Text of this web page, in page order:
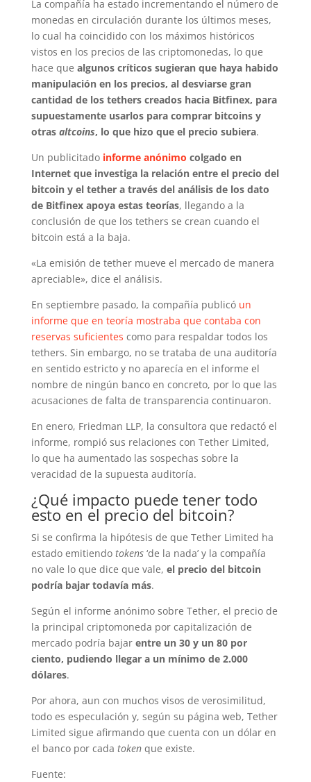
La compañía ha estado incrementando el número de
monedas en circulación durante los últimos meses,
lo cual ha coincidido con los máximos históricos
vistos en los precios de las criptomonedas, lo que
hace que algunos críticos sugieran que haya habido
manipulación en los precios, al desviarse gran
cantidad de los tethers creados hacia Bitfinex, para
supuestamente usarlos para comprar bitcoins y
otras altcoins, lo que hizo que el precio subiera.
Un publicitado informe anónimo colgado en
Internet que investiga la relación entre el precio del
bitcoin y el tether a través del análisis de los dato
de Bitfinex apoya estas teorías, llegando a la
conclusión de que los tethers se crean cuando el
bitcoin está a la baja.
«La emisión de tether mueve el mercado de manera
apreciable», dice el análisis.
En septiembre pasado, la compañía publicó un
informe que en teoría mostraba que contaba con
reservas suficientes como para respaldar todos los
tethers. Sin embargo, no se trataba de una auditoría
en sentido estricto y no aparecía en el informe el
nombre de ningún banco en concreto, por lo que las
acusaciones de falta de transparencia continuaron.
En enero, Friedman LLP, la consultora que redactó el
informe, rompió sus relaciones con Tether Limited,
lo que ha aumentado las sospechas sobre la
veracidad de la supuesta auditoría.
¿Qué impacto puede tener todo
esto en el precio del bitcoin?
Si se confirma la hipótesis de que Tether Limited ha
estado emitiendo tokens‘de la nada’ y la compañía
no vale lo que dice que vale, el precio del bitcoin
podría bajar todavía más.
Según el informe anónimo sobre Tether, el precio de
la principal criptomoneda por capitalización de
mercado podría bajar entre un 30 y un 80 por
ciento, pudiendo llegar a un mínimo de 2.000
dólares.
Por ahora, aun con muchos visos de verosimilitud,
todo es especulación y, según su página web, Tether
Limited sigue afirmando que cuenta con un dólar en
el banco por cada tokenque existe.
Fuente: